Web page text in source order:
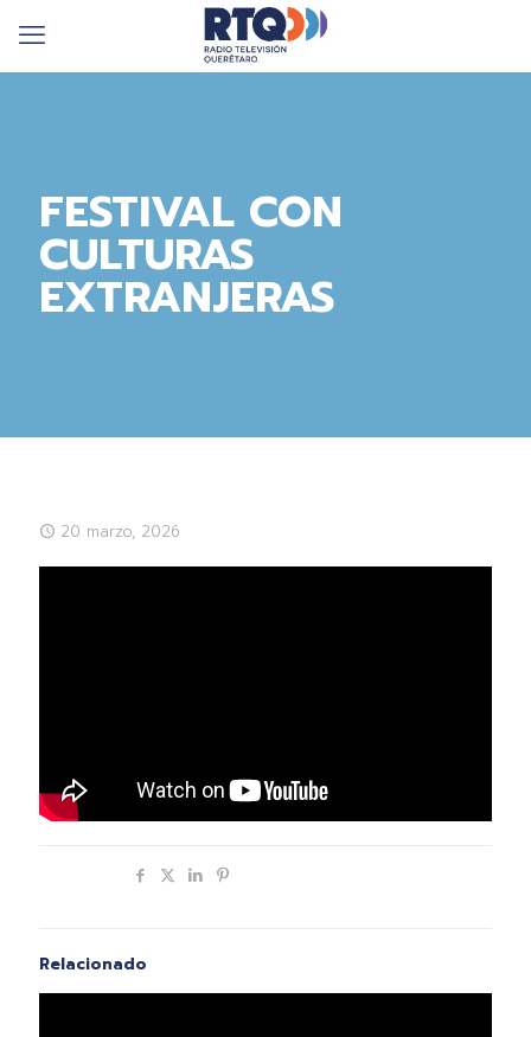
FESTIVAL CON
CULTURAS
EXTRANJERAS
20 marzo, 2026
Relacionado